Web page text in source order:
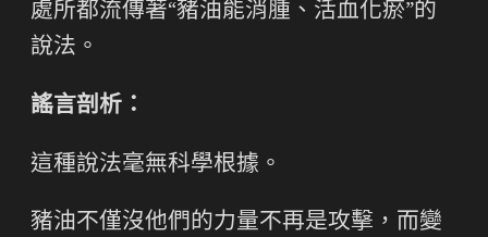
處所都流傳著“豬油能消腫、活血化瘀”的
說法。
謠言剖析：
這種說法毫無科學根據。
豬油不僅沒他們的力量不再是攻擊，而變